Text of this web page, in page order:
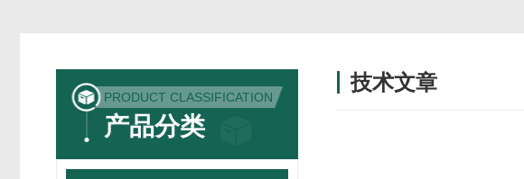
PRODUCT CLASSIFICATION
产品分类
技术文章